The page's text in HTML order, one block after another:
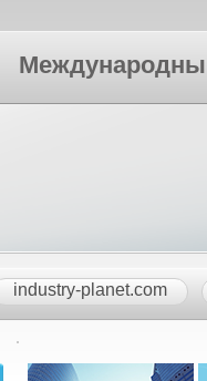
industry-planet.com